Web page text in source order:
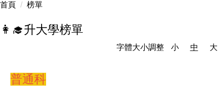
首頁 榜單
👩‍🎓升大學榜單
字體大小調整 小 中 大
普通科